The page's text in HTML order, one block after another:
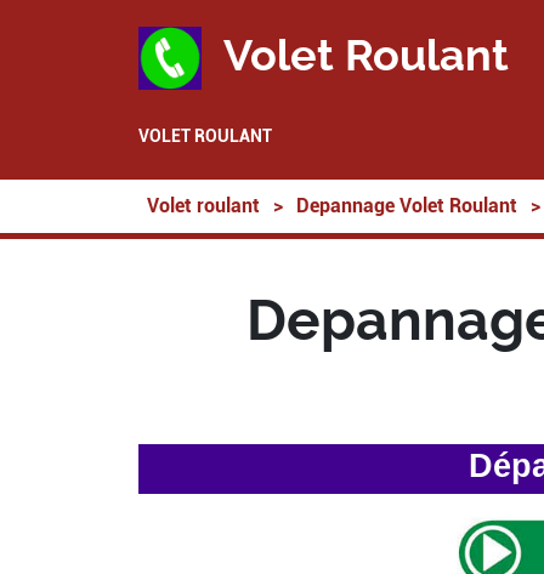
Volet Roulant
VOLET ROULANT
Volet roulant > Depannage Volet Roulant >